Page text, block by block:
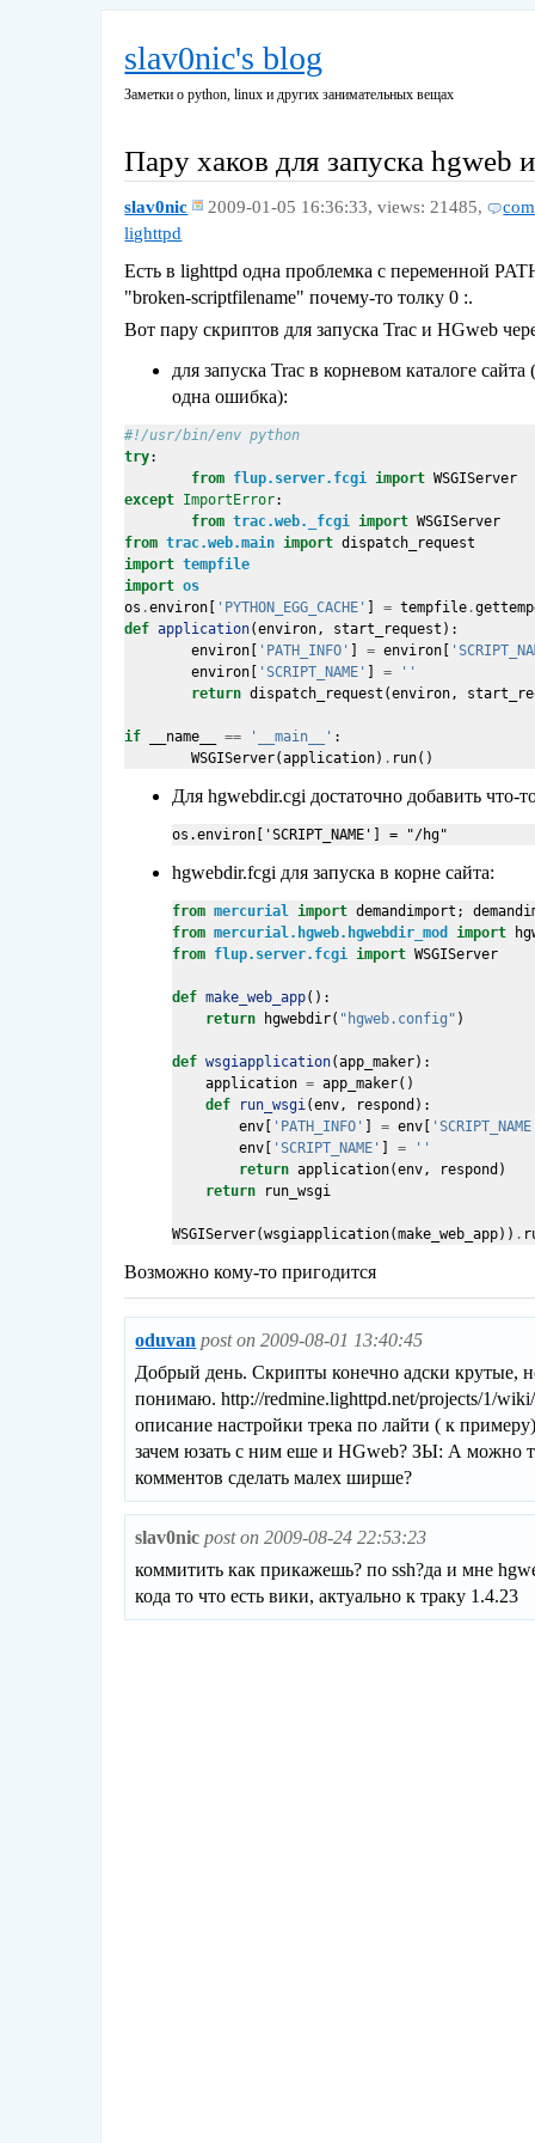
slav0nic's blog
Заметки о python, linux и других занимательных вещах
Пару хаков для запуска hgweb
slav0nic 2009-01-05 16:36:33, views: 21485,
lighttpd
Есть в lighttpd одна проблемка с переменной
"broken-scriptfilename" почему-то толку 0 :.
Вот пару скриптов для запуска Trac и HGweb
для запуска Trac в корневом каталоге
одна ошибка):
#!/usr/bin/env python
try:
from flup.server.fcgi import WSGIServer
except ImportError:
from trac.web._fcgi import WSGIServer
from trac.web.main import dispatch_request
import tempfile
import os
os .environ 'PYTHON_EGG_CACHE' = tempfile .
def application(environ, start_request ):
environ
'PATH_INFO' = environ
environ
'SCRIPT_NAME' =
''
return dispatch_request (environ,
if __name__ == '__main__' :
WSGIServer(application) . run()
Для hgwebdir.cgi достаточно добавить что-
hgwebdir.fcgi для запуска в корне сайта:
from mercurial import demandimport ;
from mercurial.hgweb.hgwebdir_mod import
from flup.server.fcgi import WSGIServer
def make_web_app():
return
hgwebdir( "hgweb.config" )
def wsgiapplication(app_maker):
application = app_maker()
def
run_wsgi(env, respond ):
env
'PATH_INFO' = env
env
'SCRIPT_NAME' =
''
return application(env, respond )
return
run_wsgi
WSGIServer(wsgiapplication(make_web_app)) .
Возможно кому-то пригодится
oduvan post on 2009-08-01 13:40:45
Добрый день. Скрипты конечно адски крутые,
понимаю. http://redmine.lighttpd.net/projects/1/
описание настройки трека по лайти ( к
зачем юзать с ним еше и HGweb? ЗЫ: А можно
комментов сделать малех ширше?
slav0nicpost on 2009-08-24 22:53:23
коммитить как прикажешь? по ssh?да и мне
кода то что есть вики, актуально к траку 1.4.23